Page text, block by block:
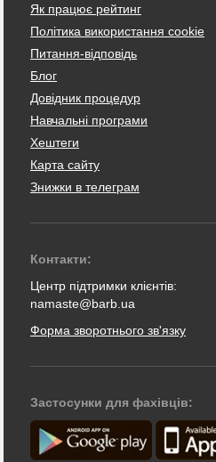
Як працює рейтинг
Політика використання cookie
Питання-відповідь
Блог
Довідник процедур
Навчальні програми
Хештеги
Карта сайту
Знижки в телеграм
Контакти:
Центр підтримки клієнтів:
namaste@barb.ua
Форма зворотнього зв'язку
Застосунки для фахівців: